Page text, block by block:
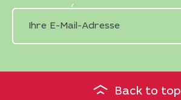
Back to top